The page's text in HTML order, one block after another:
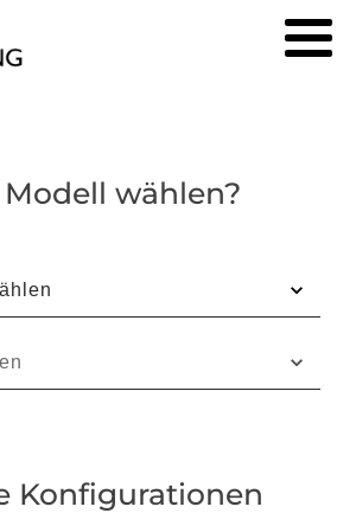
wählen?
Konfigurationen